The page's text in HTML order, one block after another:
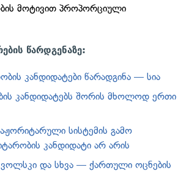
მოტივით პროპორციული
წარდგენაზე:
კანდიდატები წარადგინა — სია
კანდიდატებს შორის მხოლოდ ერთი
სისტემის გამო
კანდიდატი არ არის
და სხვა — ქართული ოცნების